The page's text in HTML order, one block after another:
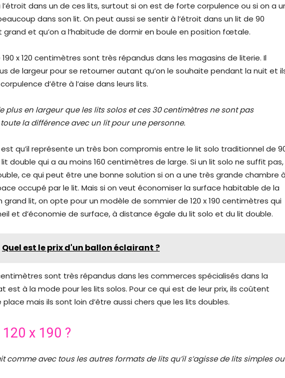
l’étroit dans un de ces lits, surtout si on est de forte corpulence ou si on a
dans son lit. On peut aussi se sentir à l’étroit dans un lit de 90
et qu’on a l’habitude de dormir en boule en position fœtale.
x 120 centimètres sont très répandus dans les magasins de literie. Il
de largeur pour se retourner autant qu’on le souhaite pendant la nuit et
d’être à l’aise dans leurs lits.
plus en largeur que les lits solos et ces 30 centimètres ne sont pas
la différence avec un lit pour une personne.
est qu’il représente un très bon compromis entre le lit solo traditionnel de
double qui a au moins 160 centimètres de large. Si un lit solo ne suffit pas,
ce qui peut être une bonne solution si on a une très grande chambre à
occupé par le lit. Mais si on veut économiser la surface habitable de la
lit, on opte pour un modèle de sommier de 120 x 190 centimètres qui
et d’économie de surface, à distance égale du lit solo et du lit double.
Quel est le prix d'un ballon éclairant ?
sont très répandus dans les commerces spécialisés dans la
est à la mode pour les lits solos. Pour ce qui est de leur prix, ils coûtent
mais ils sont loin d’être aussi chers que les lits doubles.
x 190 ?
comme avec tous les autres formats de lits qu’il s’agisse de lits simples ou